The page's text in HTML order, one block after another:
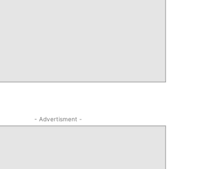
- Advertisment -